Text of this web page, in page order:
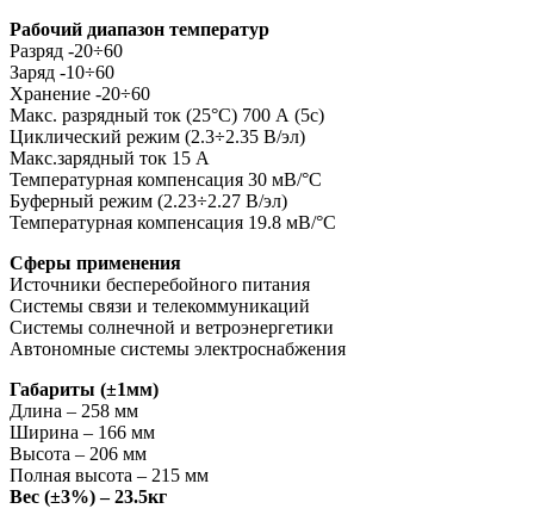
Рабочий диапазон температур
Разряд -20÷60
Заряд -10÷60
Хранение -20÷60
Макс. разрядный ток (25°С) 700 А (5с)
Циклический режим (2.3÷2.35 В/эл)
Макс.зарядный ток 15 А
Температурная компенсация 30 мВ/°С
Буферный режим (2.23÷2.27 В/эл)
Температурная компенсация 19.8 мВ/°С
Cферы применения
Источники бесперебойного питания
Системы связи и телекоммуникаций
Системы солнечной и ветроэнергетики
Автономные системы электроснабжения
Габариты (±1мм)
Длина – 258 мм
Ширина – 166 мм
Высота – 206 мм
Полная высота – 215 мм
Вес (±3%) – 23.5кг